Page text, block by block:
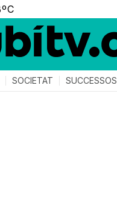
SOCIETAT SUCCESSOS